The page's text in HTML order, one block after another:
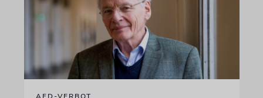
AFD-VERBOT